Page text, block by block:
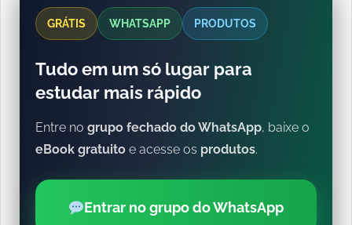
GRÁTIS WHATSAPP PRODUTOS
Tudo em um só lugar para
estudar mais rápido
Entre no grupo fechado do WhatsApp, baixe o
eBook gratuito e acesse os produtos.
Entrar no grupo do WhatsApp